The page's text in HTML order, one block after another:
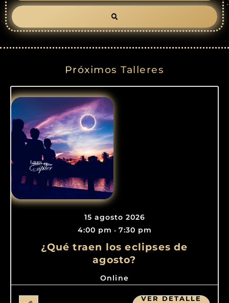
Próximos Talleres
15 agosto 2026
4:00 pm - 7:30 pm
¿Qué traen los eclipses de
agosto?
Online
VER DETALLE